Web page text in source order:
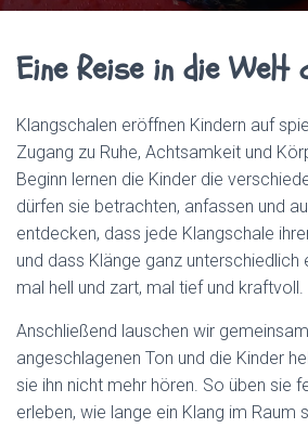
Eine Reise in die Welt
Klangschalen eröffnen Kindern auf
Zugang zu Ruhe, Achtsamkeit und
Beginn lernen die Kinder die
dürfen sie betrachten, anfassen und
entdecken, dass jede Klangschale
und dass Klänge ganz unterschiedlich
mal hell und zart, mal tief und kraftvoll.
Anschließend lauschen wir
angeschlagenen Ton und die Kinder
sie ihn nicht mehr hören. So üben sie
erleben, wie lange ein Klang im Raum